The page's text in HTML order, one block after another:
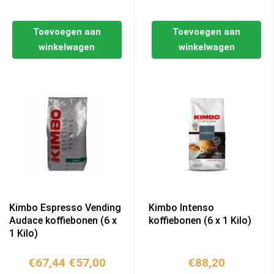
Toevoegen aan
winkelwagen
Toevoegen aan
winkelwagen
Kimbo Espresso Vending
Audace koffiebonen (6 x
1 Kilo)
€67,44 Oorspronkelijke
€57,00Huidige
Kimbo Intenso
koffiebonen (6 x 1 Kilo)
€88,20